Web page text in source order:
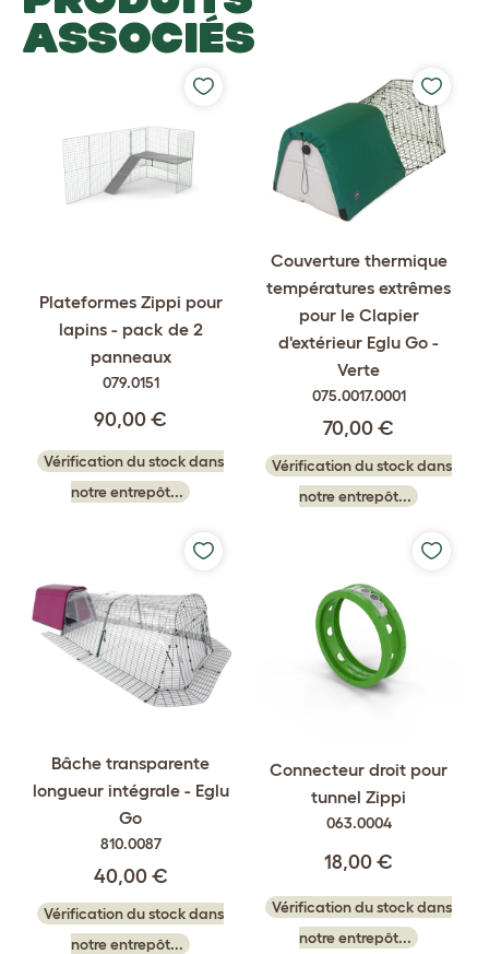
ASSOCIÉS
Plateformes Zippi pour
lapins - pack de 2
panneaux
079.0151
90,00 €
Vérification du stock dans
notre entrepôt...
Couverture thermique
températures extrêmes
pour le Clapier
d'extérieur Eglu Go -
Verte
075.0017.0001
70,00 €
Vérification du stock dans
notre entrepôt...
Bâche transparente
longueur intégrale - Eglu
Go
810.0087
40,00 €
Vérification du stock dans
notre entrepôt...
Connecteur droit pour
tunnel Zippi
063.0004
18,00 €
Vérification du stock dans
notre entrepôt...